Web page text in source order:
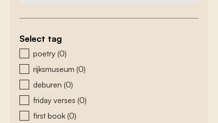
Select tag
zoeken - tags
poetry (0)
rijksmuseum (0)
deburen (0)
friday verses (0)
first book (0)